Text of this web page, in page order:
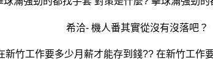
希洽- 機人番其實從沒有沒落吧？
新竹工作要多少月薪才能存到錢?? 在新竹工作